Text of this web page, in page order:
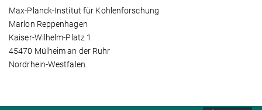
Max-Planck-Institut für Kohlenforschung
Marlon Reppenhagen
Kaiser-Wilhelm-Platz 1
45470 Mülheim an der Ruhr
Nordrhein-Westfalen